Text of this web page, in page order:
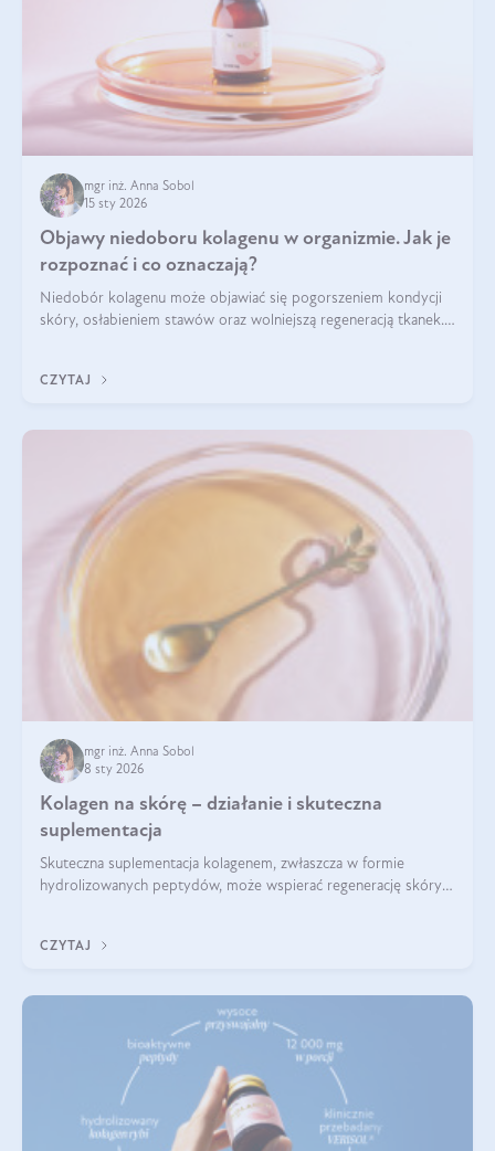
mgr inż. Anna Sobol
15 sty 2026
Objawy niedoboru kolagenu w organizmie. Jak je
rozpoznać i co oznaczają?
Niedobór kolagenu może objawiać się pogorszeniem kondycji
skóry, osłabieniem stawów oraz wolniejszą regeneracją tkanek.
osłabienie włosów.
CZYTAJ
mgr inż. Anna Sobol
8 sty 2026
Kolagen na skórę – działanie i skuteczna
suplementacja
Skuteczna suplementacja kolagenem, zwłaszcza w formie
hydrolizowanych peptydów, może wspierać regenerację skóry i
CZYTAJ